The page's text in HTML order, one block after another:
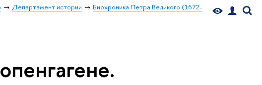
Департамент истории
Биохроника Петра Великого (1672-